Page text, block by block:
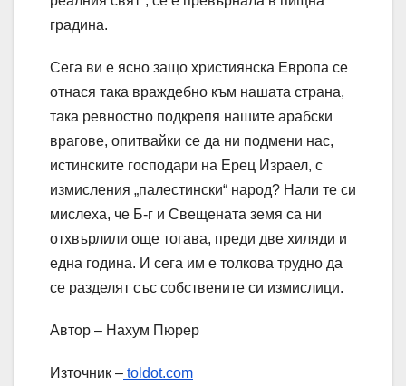
градина.
Сега ви е ясно защо християнска Европа се
отнася така враждебно към нашата страна,
така ревностно подкрепя нашите арабски
врагове, опитвайки се да ни подмени нас,
истинските господари на Ерец Израел, с
измисления „палестински“ народ? Нали те си
мислеха, че Б-г и Свещената земя са ни
отхвърлили още тогава, преди две хиляди и
една година. И сега им е толкова трудно да
се разделят със собствените си измислици.
Автор – Нахум Пюрер
Източник – toldot.com